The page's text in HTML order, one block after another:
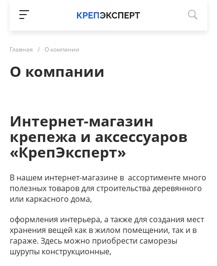
Главная / О компании
О компании
Интернет-магазин
крепежа и аксессуаров
«КрепЭксперт»
В нашем интернет-магазине в ассортименте много
полезных товаров для строительства деревянного
или каркасного дома,
оформления интерьера, а также для создания мест
хранения вещей как в жилом помещении, так и в
гараже. Здесь можно приобрести саморезы
шурупы конструкционные,